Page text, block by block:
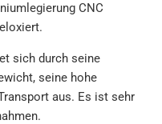
CNC
sich durch seine
seine hohe
aus. Es ist sehr